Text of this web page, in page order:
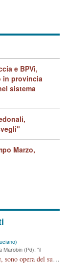
e BPVi,
in provincia
sistema
Marzo,
Marobin (Pd): "il
Consigliera Marobin, tutte le cose da Lei evidenziate, sono opera del suo ex Assessore e compagno di Partito Antonio Marco Dalla Pozza Assessore alla "progettazione" di piste ciclabili e altre porcherie. A lui manderei il conto da saldare per incidenti e danni alle persone. E' ora che "finiamola." Avete perso rassegnatevi. qui IL SINDACO RUCCO NON C'ENTRA PER NIENTE. CAPITO!!!!!!!! Amen.